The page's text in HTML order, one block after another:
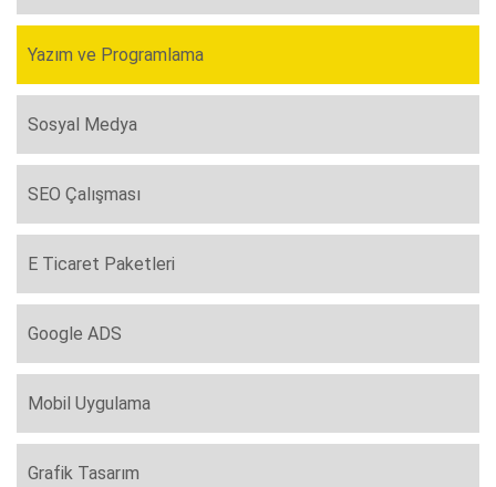
Yazım ve Programlama
Sosyal Medya
SEO Çalışması
E Ticaret Paketleri
Google ADS
Mobil Uygulama
Grafik Tasarım